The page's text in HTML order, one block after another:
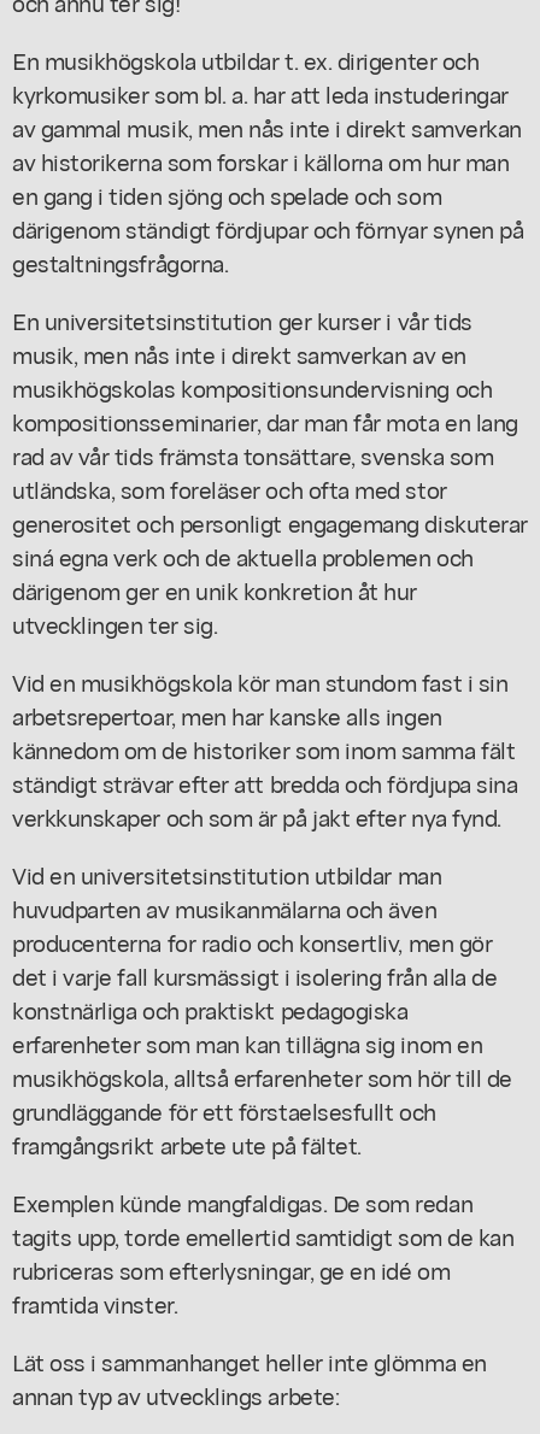
En musikhögskola utbildar t. ex. dirigenter och
kyrkomusiker som bl. a. har att leda instuderingar
av gammal musik, men nås inte i direkt samverkan
av historikerna som forskar i källorna om hur man
en gang i tiden sjöng och spelade och som
därigenom ständigt fördjupar och förnyar synen på
gestaltningsfrågorna.
En universitetsinstitution ger kurser i vår tids
musik, men nås inte i direkt samverkan av en
musikhögskolas kompositionsundervisning och
kompositionsseminarier, dar man får mota en lang
rad av vår tids främsta tonsättare, svenska som
utländska, som foreläser och ofta med stor
generositet och personligt engagemang diskuterar
siná egna verk och de aktuella problemen och
därigenom ger en unik konkretion åt hur
utvecklingen ter sig.
Vid en musikhögskola kör man stundom fast i sin
arbetsrepertoar, men har kanske alls ingen
kännedom om de historiker som inom samma fält
ständigt strävar efter att bredda och fördjupa sina
verkkunskaper och som är på jakt efter nya fynd.
Vid en universitetsinstitution utbildar man
huvudparten av musikanmälarna och även
producenterna for radio och konsertliv, men gör
det i varje fall kursmässigt i isolering från alla de
konstnärliga och praktiskt pedagogiska
erfarenheter som man kan tillägna sig inom en
musikhögskola, alltså erfarenheter som hör till de
grundläggande för ett förstaelsesfullt och
framgångsrikt arbete ute på fältet.
Exemplen künde mangfaldigas. De som redan
tagits upp, torde emellertid samtidigt som de kan
rubriceras som efterlysningar, ge en idé om
framtida vinster.
Lät oss i sammanhanget heller inte glömma en
annan typ av utvecklings arbete: